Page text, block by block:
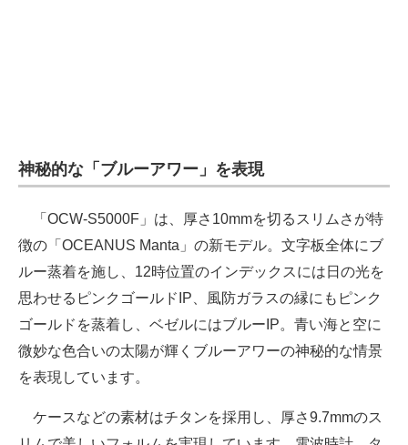
エネルギーの専門メディア
建設×テクノロジーの最前線
ちょっと気になるネットの話題
神秘的な「ブルーアワー」を表現
「OCW-S5000F」は、厚さ10mmを切るスリムさが特
徴の「OCEANUS Manta」の新モデル。文字板全体にブ
ルー蒸着を施し、12時位置のインデックスには日の光を
思わせるピンクゴールドIP、風防ガラスの縁にもピンク
ゴールドを蒸着し、ベゼルにはブルーIP。青い海と空に
微妙な色合いの太陽が輝くブルーアワーの神秘的な情景
を表現しています。
ケースなどの素材はチタンを採用し、厚さ9.7mmのス